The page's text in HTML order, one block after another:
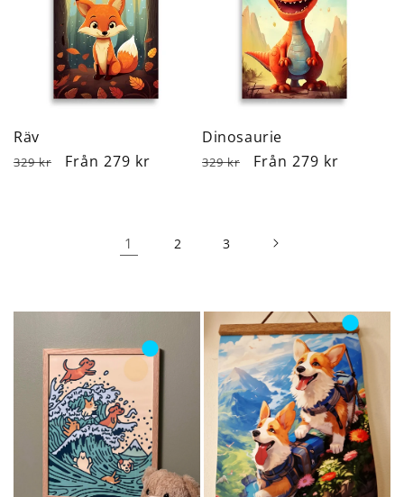
Räv
Ordinarie
329 kr Försäljningspris
Från 279 kr
Dinosaurie
Ordinarie
329 kr Försäljningspris
Från 279 kr
1 2 3